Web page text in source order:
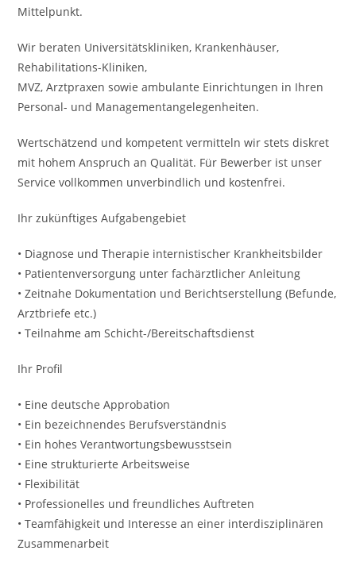
Mittelpunkt.
Wir beraten Universitätskliniken, Krankenhäuser,
Rehabilitations-Kliniken,
MVZ, Arztpraxen sowie ambulante Einrichtungen in Ihren
Personal- und Managementangelegenheiten.
Wertschätzend und kompetent vermitteln wir stets diskret
mit hohem Anspruch an Qualität. Für Bewerber ist unser
Service vollkommen unverbindlich und kostenfrei.
Ihr zukünftiges Aufgabengebiet
• Diagnose und Therapie internistischer Krankheitsbilder
• Patientenversorgung unter fachärztlicher Anleitung
• Zeitnahe Dokumentation und Berichtserstellung (Befunde,
Arztbriefe etc.)
• Teilnahme am Schicht-/Bereitschaftsdienst
Ihr Profil
• Eine deutsche Approbation
• Ein bezeichnendes Berufsverständnis
• Ein hohes Verantwortungsbewusstsein
• Eine strukturierte Arbeitsweise
• Flexibilität
• Professionelles und freundliches Auftreten
• Teamfähigkeit und Interesse an einer interdisziplinären
Zusammenarbeit